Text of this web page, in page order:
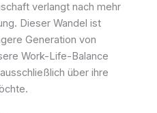
verlangt nach mehr
Dieser Wandel ist
Generation von
Work-Life-Balance
über ihre